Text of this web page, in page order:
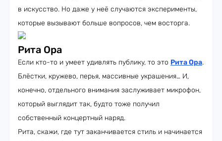
в искусство. Но даже у неё случаются эксперименты,
которые вызывают больше вопросов, чем восторга.
Рита Ора
Если кто-то и умеет удивлять публику, то это Рита Ора.
Блёстки, кружево, перья, массивные украшения… И,
конечно, отдельного внимания заслуживает микрофон,
который выглядит так, будто тоже получил
собственный концертный наряд.
Рита, скажи, где тут заканчивается стиль и начинается